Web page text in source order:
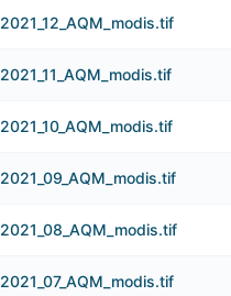
2021_12_AQM_modis.tif
2021_11_AQM_modis.tif
2021_10_AQM_modis.tif
2021_09_AQM_modis.tif
2021_08_AQM_modis.tif
2021_07_AQM_modis.tif